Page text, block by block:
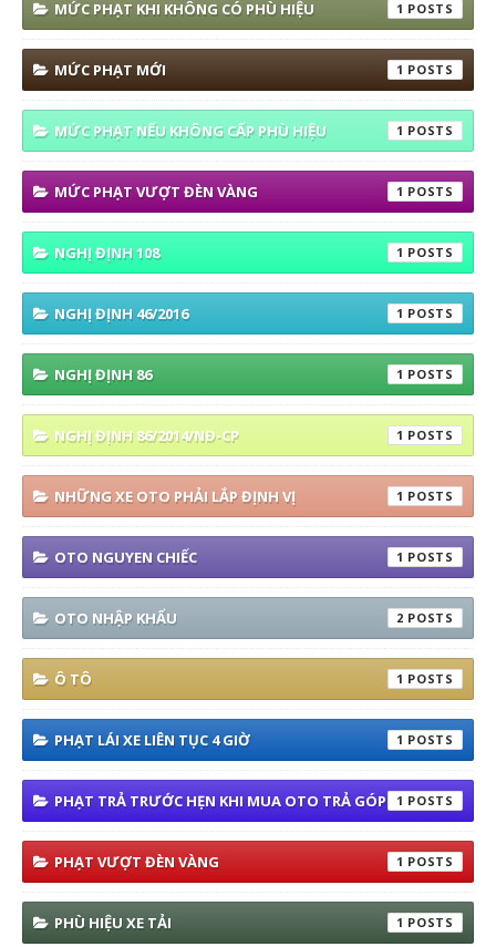
MỨC PHẠT KHI KHÔNG CÓ PHÙ HIỆU 1
MỨC PHẠT MỚI 1
MỨC PHẠT NẾU KHÔNG CẤP PHÙ HIỆU 1
MỨC PHẠT VƯỢT ĐÈN VÀNG 1
NGHỊ ĐỊNH 108 1
NGHỊ ĐỊNH 46/2016 1
NGHỊ ĐỊNH 86 1
NGHỊ ĐỊNH 86/2014/NĐ-CP 1
NHỮNG XE OTO PHẢI LẮP ĐỊNH VỊ 1
OTO NGUYEN CHIẾC 1
OTO NHẬP KHẨU 2
Ô TÔ 1
PHẠT LÁI XE LIÊN TỤC 4 GIỜ 1
PHẠT TRẢ TRƯỚC HẸN KHI MUA OTO TRẢ GÓP 1
PHẠT VƯỢT ĐÈN VÀNG 1
PHÙ HIỆU XE TẢI 1